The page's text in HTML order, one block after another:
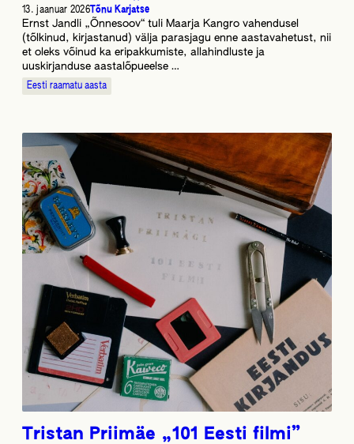
13. jaanuar 2026Tõnu Karjatse
Ernst Jandli „Õnnesoov“ tuli Maarja Kangro vahendusel
(tõlkinud, kirjastanud) välja parasjagu enne aastavahetust, nii
et oleks võinud ka eripakkumiste, allahindluste ja
uuskirjanduse aastalõpueelse …
Eesti raamatu aasta
Tristan Priimäe „101 Eesti filmi”